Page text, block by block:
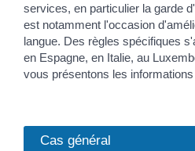
services, en particulier la garde
est notamment l'occasion
langue. Des règles spécifiques
en Espagne, en Italie, au
vous présentons les
Cas général